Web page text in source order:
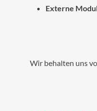
Externe
Wir behalten uns